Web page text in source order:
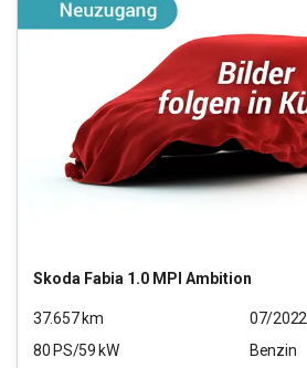
Skoda Fabia 1.0 MPI Ambition
37.657km
07/2022
80 PS/59 kW
Benzin